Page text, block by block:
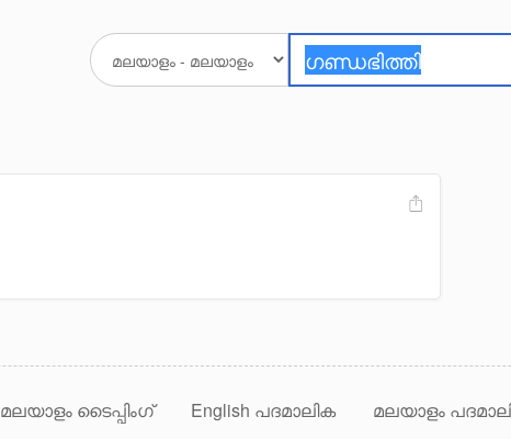
മലയാളം ടൈപ്പിംഗ് English പദമാലിക മലയാളം